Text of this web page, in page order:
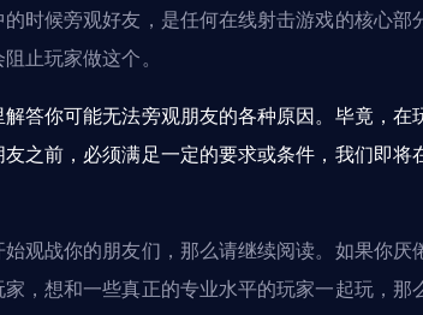
时候旁观好友，是任何在线射击游戏的核心部
止玩家做这个。
答你可能无法旁观朋友的各种原因。毕竟，在
之前，必须满足一定的要求或条件，我们即将
观战你的朋友们，那么请继续阅读。如果你厌
，想和一些真正的专业水平的玩家一起玩，那